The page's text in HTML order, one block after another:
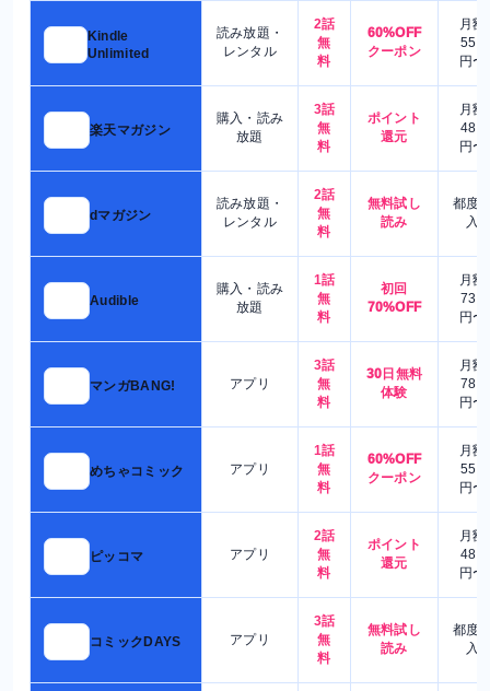
Kindle
Unlimited
読み放題・
レンタル
2話
無
料
60%OFF
クーポン
月額
550
円〜
楽天マガジン
購入・読み
放題
3話
無
料
ポイント
還元
月額
480
円〜
dマガジン
読み放題・
レンタル
2話
無
料
無料試し
読み
都度
入
Audible
購入・読み
放題
1話
無
料
初回
70%OFF
月額
730
円〜
マンガBANG! アプリ
3話
無
料
30日無料
体験
月額
780
円〜
めちゃコミック アプリ
1話
無
料
60%OFF
クーポン
月額
550
円〜
ピッコマ アプリ
2話
無
料
ポイント
還元
月額
480
円〜
コミックDAYS アプリ
3話
無
料
無料試し
読み
都度
入